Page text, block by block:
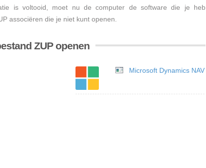
is voltooid, moet nu de computer de software die je heb
associëren die je niet kunt openen.
ZUP openen
Microsoft Dynamics NAV